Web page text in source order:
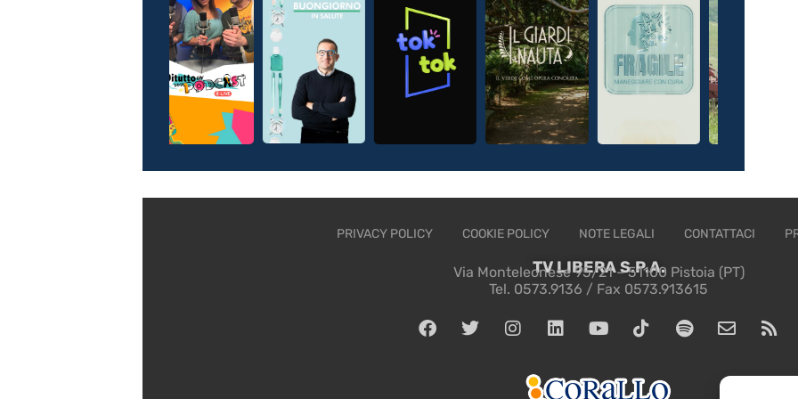
PRIVACY POLICY COOKIE POLICY NOTE LEGALI CONTATTACI
TV LIBERA S.P.A.
Via Monteleonese 95/21 – 51100 Pistoia (PT)
Tel. 0573.9136 / Fax 0573.913615